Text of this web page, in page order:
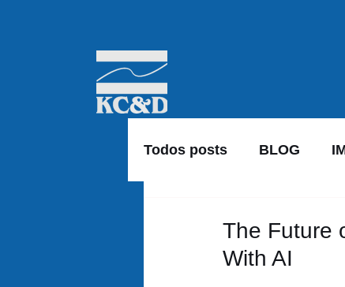
Todos posts BLOG
The Future
With AI